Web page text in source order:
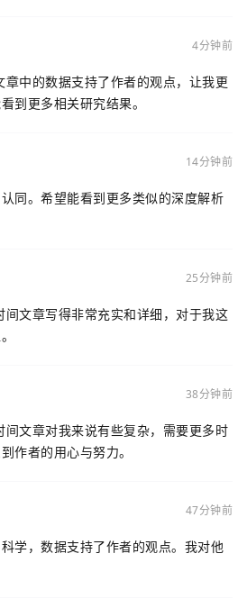
4分钟前
中的数据支持了作者的观点，让我更
到更多相关研究结果。
14分钟前
同。希望能看到更多类似的深度解析
25分钟前
文章写得非常充实和详细，对于我这
38分钟前
文章对我来说有些复杂，需要更多时
作者的用心与努力。
47分钟前
学，数据支持了作者的观点。我对他